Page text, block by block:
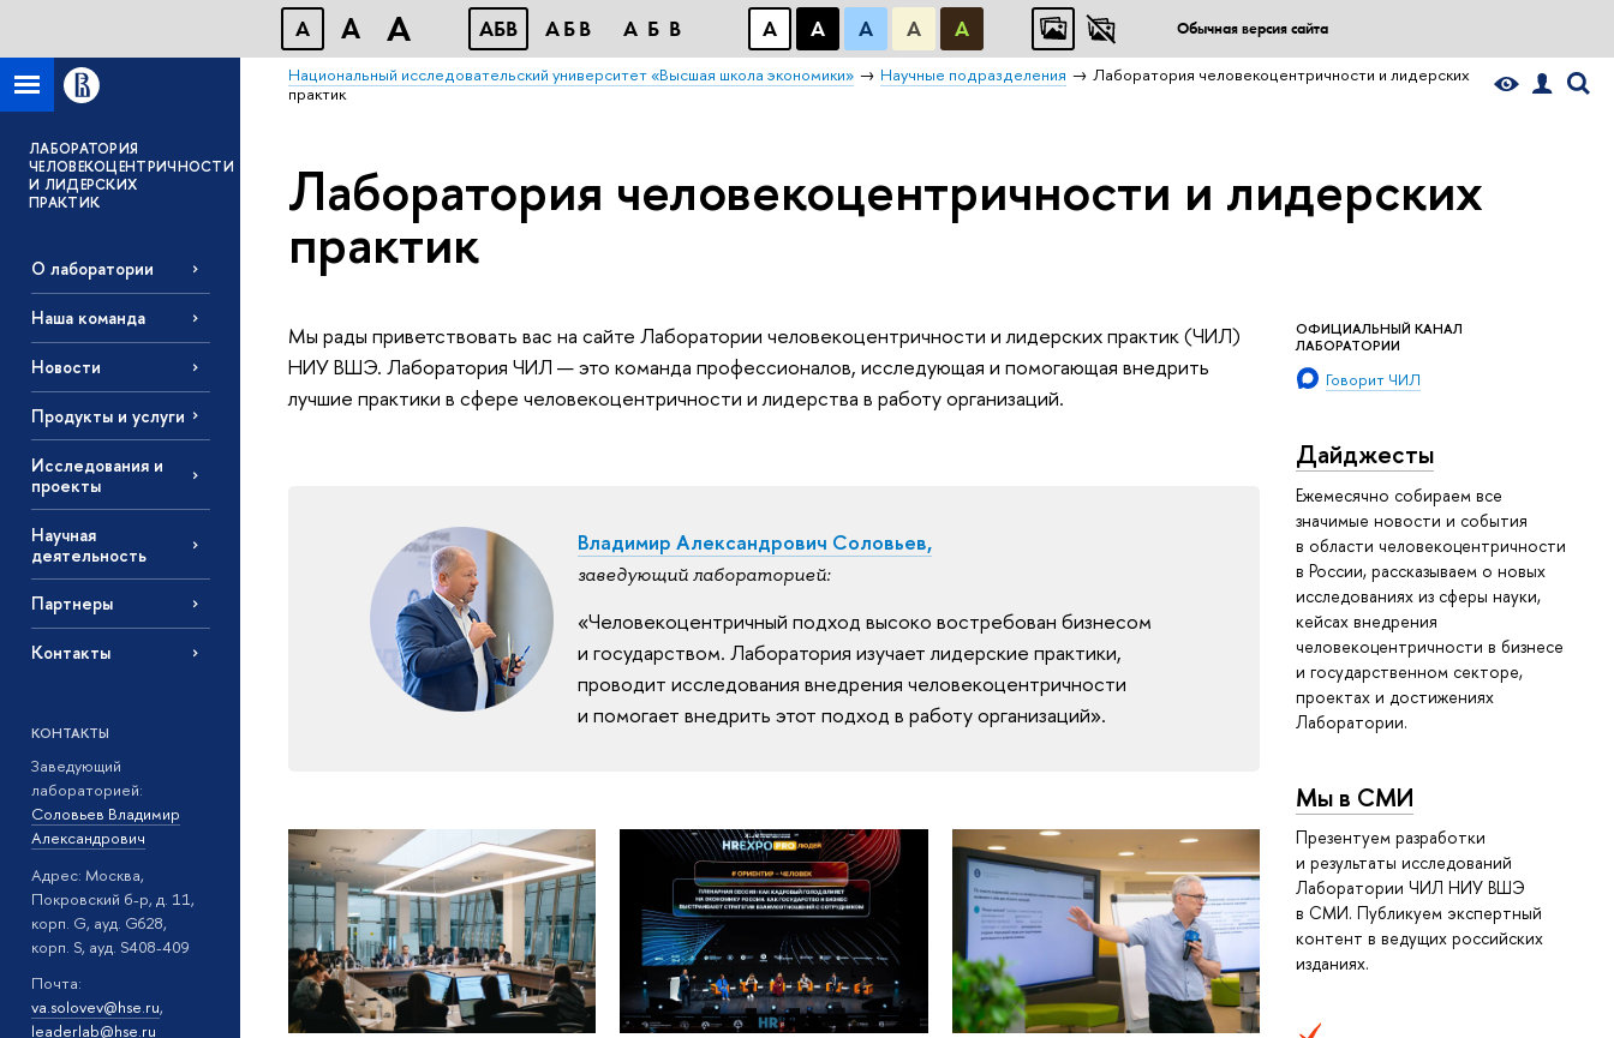
A A A АБВ АБВ АБВ А А А А А Обычная версия сайта
Национальный исследовательский университет «Высшая школа экономики» Научные подразделения
Лаборатория человекоцентричности и лидерских
практик
ЛАБОРАТОРИЯ
ЧЕЛОВЕКОЦЕНТРИЧНОСТИ
И ЛИДЕРСКИХ
ПРАКТИК
О лаборатории
Наша команда
Новости
Продукты и услуги
Исследования и
проекты
Научная
деятельность
Партнеры
Контакты
КОНТАКТЫ
Заведующий
лабораторией:
Соловьев Владимир
Александрович
Адрес: Москва,
Покровский б-р, д. 11,
корп. G, ауд. G628,
корп. S, ауд. S408-409
Почта:
va.solovev@hse.ru,
leaderlab@hse.ru
Лаборатория человекоцентричности и лидерских
практик
ОФИЦИАЛЬНЫЙ КАНАЛ
ЛАБОРАТОРИИ
Говорит ЧИЛ
Дайджесты
Ежемесячно собираем все
значимые новости и события
в области человеко­центричности
в России, рассказываем о новых
исследованиях из сферы науки,
кейсах внедрения
человекоцентричности в бизнесе
и государственном секторе,
проектах и достижениях
Лаборатории.
Мы в СМИ
Презентуем разработки
и результаты исследований
Лаборатории ЧИЛ НИУ ВШЭ
в СМИ. Публикуем экспертный
контент в ведущих российских
изданиях.
Мы рады приветствовать вас на сайте Лаборатории человекоцентричности и лидерских практик (ЧИЛ)
НИУ ВШЭ. Лаборатория ЧИЛ — это команда профессионалов, исследующая и помогающая внедрить
лучшие практики в сфере человекоцентричности и лидерства в работу организаций.
Владимир Александрович Соловьев,
заведующий лабораторией:
«Человекоцентричный подход высоко востребован бизнесом
и государством. Лаборатория изучает лидерские практики,
проводит исследования внедрения человекоцентричности
и помогает внедрить этот подход в работу организаций».